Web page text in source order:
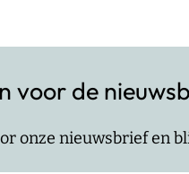
voor de
onze nieuwsbrief en